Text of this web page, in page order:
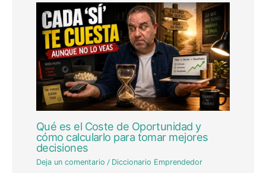
Qué es el Coste de Oportunidad y
cómo calcularlo para tomar mejores
decisiones
Deja un comentario / Diccionario Emprendedor